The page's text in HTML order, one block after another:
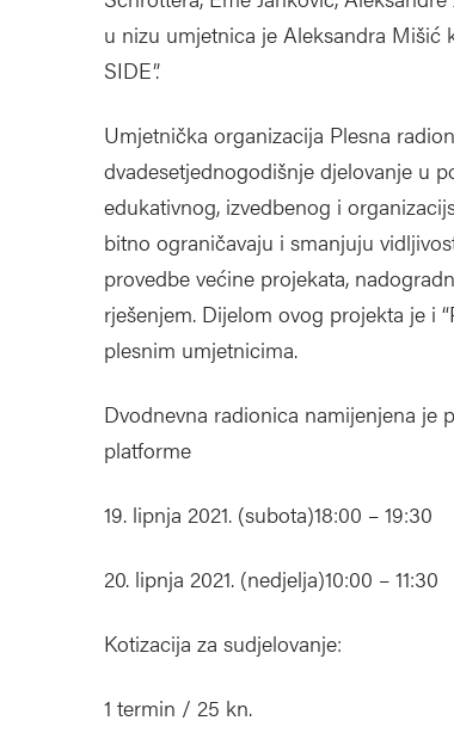
u nizu umjetnica je Aleksandra Mišić
SIDE”.
Umjetnička organizacija Plesna
dvadesetjednogodišnje djelovanje u
edukativnog, izvedbenog i
bitno ograničavaju i smanjuju
provedbe većine projekata,
rješenjem. Dijelom ovog projekta je i
plesnim umjetnicima.
Dvodnevna radionica namijenjena je
platforme
19. lipnja 2021. (subota)18:00 – 19:30
20. lipnja 2021. (nedjelja)10:00 – 11:30
Kotizacija za sudjelovanje:
1 termin / 25 kn.